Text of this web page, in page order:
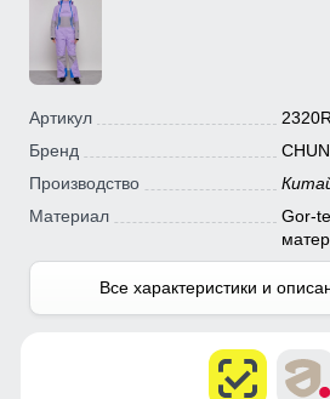
Артикул
2320R
Бренд
Производство
Материал
Gor-
Все характеристики и